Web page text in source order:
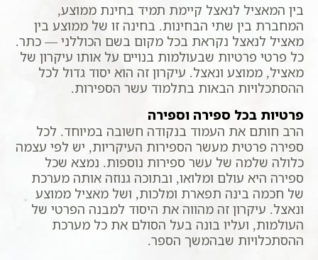
בין המאציל לנאצל קיימת תמיד בחינת ממוצע,
המחברת בין שתי הבחינות. בחינה זו של ממוצע בין
מאציל לנאצל נקראת בכל מקום בשם הכוללני — כתר.
כל פרטי פרטיות שבעולמות בנויים על אותו עיקרון של
מאציל, ממוצע ונאצל. עיקרון זה הוא יסוד גדול לכל
ההסתכלויות הבאות בתלמוד עשר הספירות.
פרטיות בכל ספירה וספירה
הרב חותם את העמוד בנקודה חשובה במיוחד. לכל
ספירה פרטית מעשר הספירות העיקריות, יש לפי עצמה
כלולה שלמה של עשר ספירות נוספות. נמצא שכל
ספירה היא עולם ומלואו, ובתוכה גנוזה אותה מערכת
של חכמה בינה תפארת ומלכות, ושל מאציל ממוצע
ונאצל. עיקרון זה מהווה את היסוד למבנה הפרטי של
העולמות, ועליו בונה בעל הסולם את כל מערכת
ההסתכלויות שבהמשך הספר.